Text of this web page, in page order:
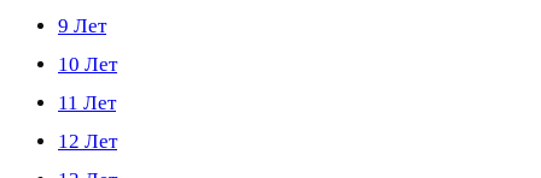
9 Лет
10 Лет
11 Лет
12 Лет